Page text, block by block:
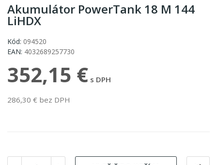
Akumulátor PowerTank 18 M 144
LiHDX
Kód: 094520
EAN: 4032689257730
352,15 € s DPH
286,30 € bez DPH